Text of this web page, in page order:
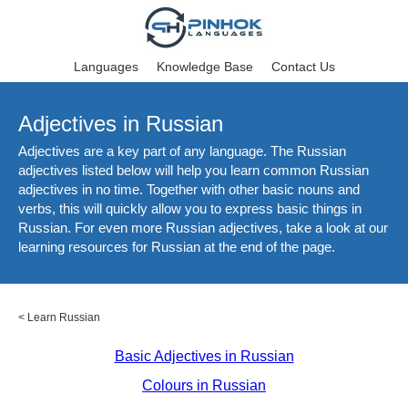
Languages Knowledge Base Contact Us
Adjectives in Russian
Adjectives are a key part of any language. The Russian
adjectives listed below will help you learn common Russian
adjectives in no time. Together with other basic nouns and
verbs, this will quickly allow you to express basic things in
Russian. For even more Russian adjectives, take a look at our
learning resources for Russian at the end of the page.
< Learn Russian
Basic Adjectives in Russian
Colours in Russian